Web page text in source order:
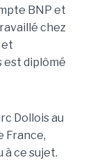
BNP et
chez
et
est diplômé
Dollois au
France,
à ce sujet.